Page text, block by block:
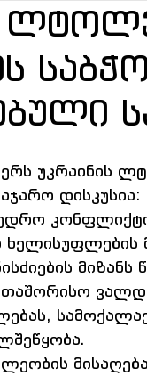
უკრაინის
დისკუსია:
მიზანს